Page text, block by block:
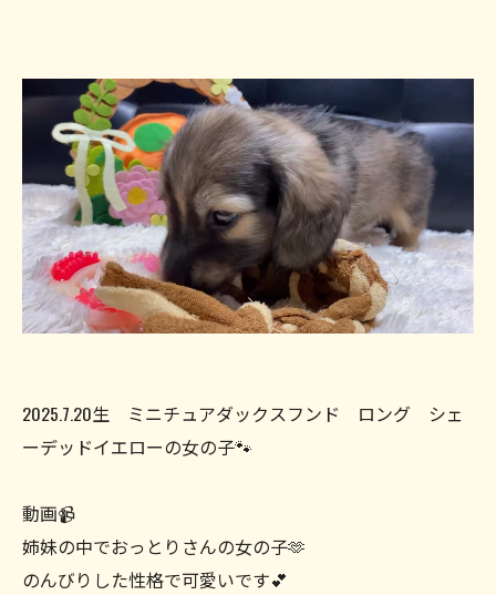
2025.7.20生 ミニチュアダックスフンド ロング シェ
ーデッドイエローの女の子🐾
動画📹
姉妹の中でおっとりさんの女の子🫶
のんびりした性格で可愛いです💕